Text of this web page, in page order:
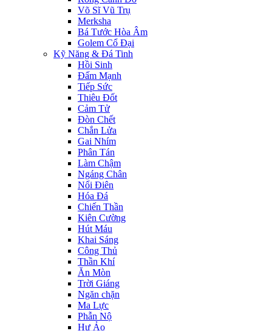
Võ Sĩ Vũ Trụ
Merksha
Bá Tước Hòa Âm
Golem Cổ Đại
Kỹ Năng & Đá Tinh
Hồi Sinh
Đấm Mạnh
Tiếp Sức
Thiêu Đốt
Cảm Tử
Đòn Chết
Chắn Lửa
Gai Nhím
Phân Tán
Làm Chậm
Ngáng Chân
Nổi Điên
Hóa Đá
Chiến Thần
Kiên Cường
Hút Máu
Khai Sáng
Công Thủ
Thần Khí
Ăn Mòn
Trời Giáng
Ngăn chặn
Ma Lực
Phẫn Nộ
Hư Ảo